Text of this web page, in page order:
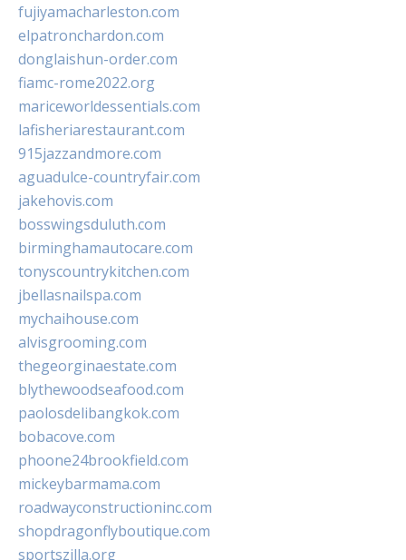
fujiyamacharleston.com
elpatronchardon.com
donglaishun-order.com
fiamc-rome2022.org
mariceworldessentials.com
lafisheriarestaurant.com
915jazzandmore.com
aguadulce-countryfair.com
jakehovis.com
bosswingsduluth.com
birminghamautocare.com
tonyscountrykitchen.com
jbellasnailspa.com
mychaihouse.com
alvisgrooming.com
thegeorginaestate.com
blythewoodseafood.com
paolosdelibangkok.com
bobacove.com
phoone24brookfield.com
mickeybarmama.com
roadwayconstructioninc.com
shopdragonflyboutique.com
sportszilla.org